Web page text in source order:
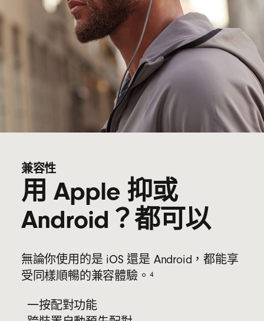
兼容性
用 Apple 抑或
Android？都可以
無論你使用的是 iOS 還是 Android，都能享
受同樣順暢的兼容體驗。 4
一按配對功能